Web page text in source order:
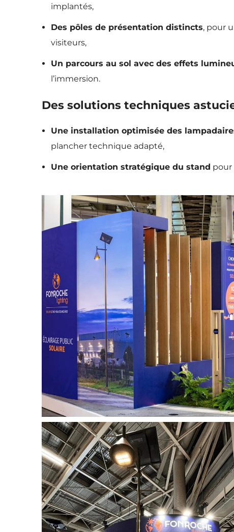
implantés,
Des pôles de présentation distincts, pour
visiteurs,
Un parcours au sol avec des effets
l’immersion.
Des solutions techniques
Une installation optimisée des
plancher technique adapté,
Une orientation stratégique du stand pour